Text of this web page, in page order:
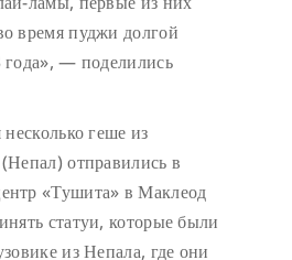
время пуджи долгой
— поделились
геше из
отправились в
«Тушита» в Маклеод
статуи, которые были
из Непала, где они